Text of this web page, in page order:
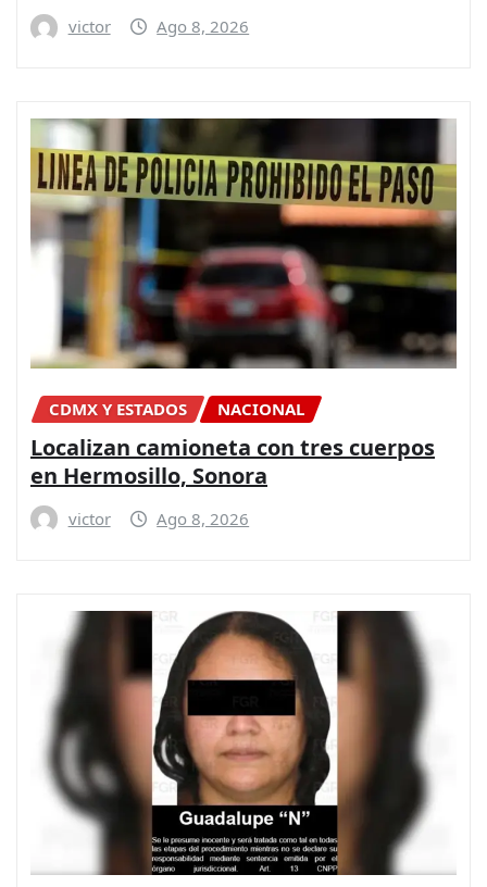
victor Ago 8, 2026
CDMX Y ESTADOS NACIONAL
Localizan camioneta con tres cuerpos
en Hermosillo, Sonora
victor Ago 8, 2026